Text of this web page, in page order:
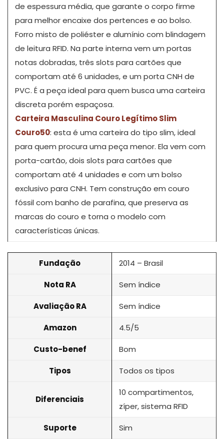
de espessura média, que garante o corpo firme
para melhor encaixe dos pertences e ao bolso.
Forro misto de poliéster e alumínio com blindagem
de leitura RFID. Na parte interna vem um portas
notas dobradas, três slots para cartões que
comportam até 6 unidades, e um porta CNH de
PVC. É a peça ideal para quem busca uma carteira
discreta porém espaçosa.
Carteira Masculina Couro Legítimo Slim
Couro50: esta é uma carteira do tipo slim, ideal
para quem procura uma peça menor. Ela vem com
porta-cartão, dois slots para cartões que
comportam até 4 unidades e com um bolso
exclusivo para CNH. Tem construção em couro
fóssil com banho de parafina, que preserva as
marcas do couro e torna o modelo com
características únicas.
Fundação 2014 – Brasil
Nota RA Sem índice
Avaliação RA Sem índice
Amazon 4.5/5
Custo-benef Bom
Tipos Todos os tipos
Diferenciais
10 compartimentos,
zíper, sistema RFID
Suporte Sim